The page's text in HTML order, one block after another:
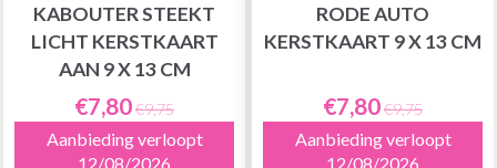
KABOUTER STEEKT
LICHT KERSTKAART
AAN 9 X 13 CM
€7,80€9,75
Aanbieding verloopt
12/08/2026
RODE AUTO
KERSTKAART 9 X 13 CM
€7,80€9,75
Aanbieding verloopt
12/08/2026